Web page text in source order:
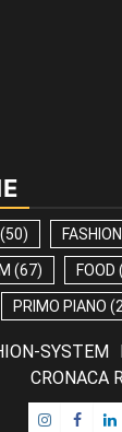
(50) FASHION
(67) FOOD
PRIMO PIANO
SYSTEM
CRONACA
Instagram